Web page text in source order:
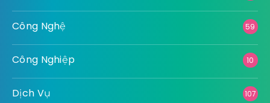
Công Nghệ 59
Công Nghiệp 10
Dịch Vụ 107